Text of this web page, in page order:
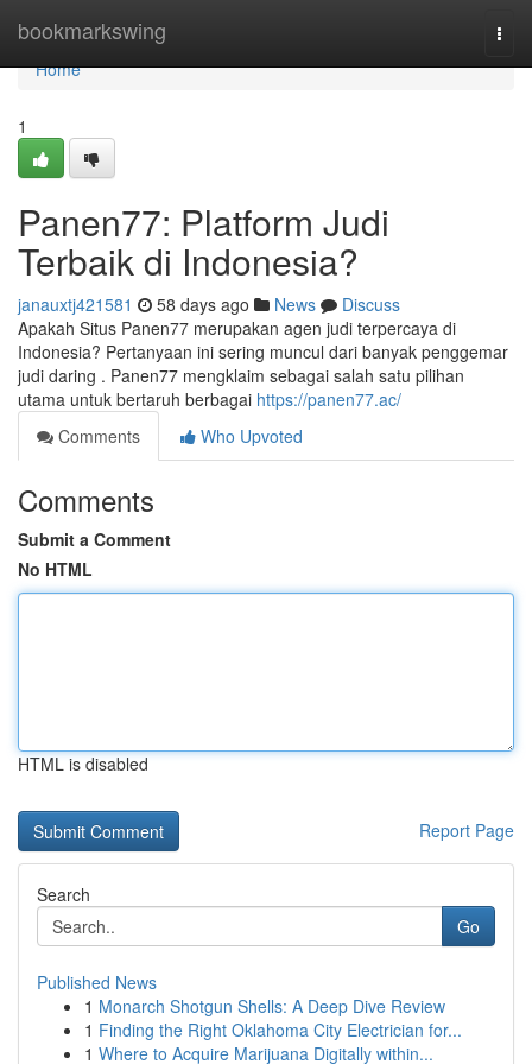
bookmarkswing
Home
Home
1
Panen77: Platform Judi
Terbaik di Indonesia?
janauxtj421581 58 days ago News
Discuss
Apakah Situs Panen77 merupakan agen judi terpercaya di
Indonesia? Pertanyaan ini sering muncul dari banyak penggemar
judi daring . Panen77 mengklaim sebagai salah satu pilihan
utama untuk bertaruh berbagai https://panen77.ac/
Comments
Who Upvoted
Comments
Submit a Comment
No HTML
HTML is disabled
Report Page
Search
Go
Published News
1 Monarch Shotgun Shells: A Deep Dive Review
1 Finding the Right Oklahoma City Electrician for...
1 Where to Acquire Marijuana Digitally within...